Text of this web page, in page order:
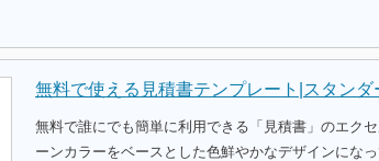
無料で使える見積書テンプレート|スタンダ
無料で誰にでも簡単に利用できる「見積書」のエク
ーンカラーをベースとした色鮮やかなデザインにな